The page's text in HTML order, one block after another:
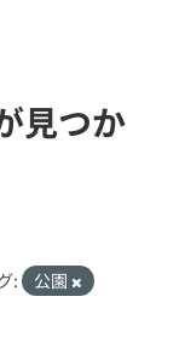
見つか
:
公園